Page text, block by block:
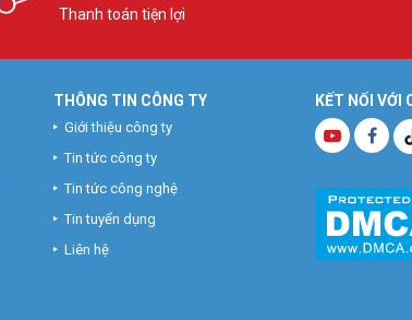
Thanh toán tiện lợi
KẾT NỐI VỚI
THÔNG TIN CÔNG TY
Giới thiệu công ty
Tin tức công ty
Tin tức công nghệ
Tin tuyển dụng
Liên hệ